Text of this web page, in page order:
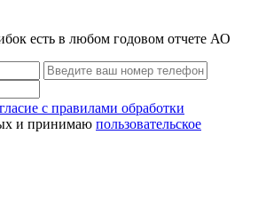
есть в любом годовом отчете АО
с правилами обработки
и принимаю пользовательское